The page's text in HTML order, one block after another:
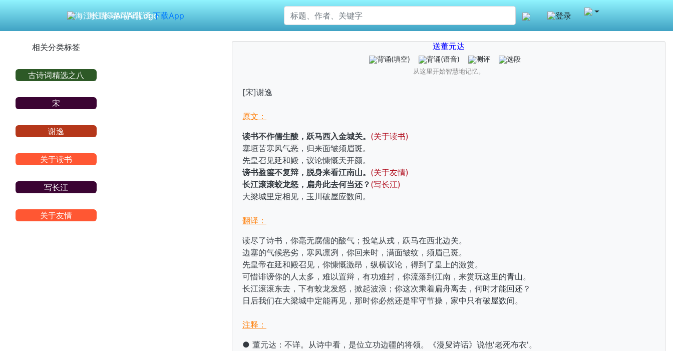
海江长嘴鸟Ai背诵 下载App 登录
相关分类标签
古诗词精选之八
宋
谢逸
关于读书
写长江
关于友情
送董元达
背诵(填空) 背诵(语音) 测评 选段
从这里开始智慧地记忆。
[宋]谢逸
原文：
读书不作儒生酸，跃马西入金城关。 (关于读书)
塞垣苦寒风气恶，归来面皱须眉斑。
先皇召见延和殿，议论慷慨天开颜。
谤书盈箧不复辩，脱身来看江南山。 (关于友情)
长江滚滚蛟龙怒，扁舟此去何当还？ (写长江)
大梁城里定相见，玉川破屋应数间。
翻译：
读尽了诗书，你毫无腐儒的酸气；投笔从戎，跃马在西北边关。
边塞的气候恶劣，寒风凛冽，你回来时，满面皱纹，须眉已斑。
先皇帝在延和殿召见，你慷慨激昂，纵横议论，得到了皇上的激赏。
可惜诽谤你的人太多，难以置辩，有功难封，你流落到江南，来赏玩这里的青山。
长江滚滚东去，下有蛟龙发怒，掀起波浪；你这次乘着扁舟离去，何时才能回还？
日后我们在大梁城中定能再见，那时你必然还是牢守节操，家中只有破屋数间。
注释：
● 董元达：不详。从诗中看，是位立功边疆的将领。《漫叟诗话》说他'老死布衣'。